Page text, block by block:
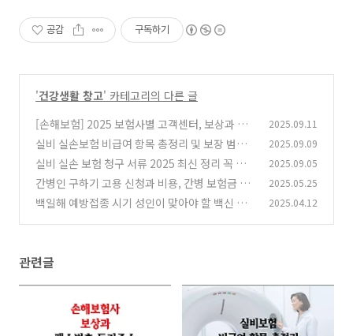
공감 구독하기
'건강생활 창고' 카테고리의 다른 글
[손해보험] 2025 보험사별 고객센터, 보상과 팩
스, 우편 등기 주소 총정리
(0)
2025.09.11
실비 실손보험 비급여 항목 총정리 및 보장 범위
와 청구 시 유의사항
(0)
2025.09.09
실비 실손 보험 청구 서류 2025 최신 정리 꼭 필
요한 3가지와 접수 방법 (1)
2025.09.05
간병인 구하기 고용 신청과 비용, 간병 보험금 청
구할 때 필요한 서류?
(2)
2025.05.25
백일해 예방접종 시기 성인이 맞아야 할 백신 종
2025.04.12
관련글